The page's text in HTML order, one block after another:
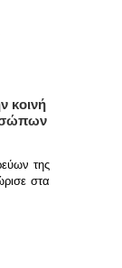
κοινή
της
στα